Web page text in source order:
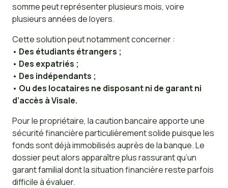
somme peut représenter plusieurs mois, voire
plusieurs années de loyers.
Cette solution peut notamment concerner :
• Des étudiants étrangers ;
• Des expatriés ;
• Des indépendants ;
• Ou des locataires ne disposant ni de garant ni
d’accès à Visale.
Pour le propriétaire, la caution bancaire apporte une
sécurité financière particulièrement solide puisque les
fonds sont déjà immobilisés auprès de la banque. Le
dossier peut alors apparaître plus rassurant qu’un
garant familial dont la situation financière reste parfois
difficile à évaluer.